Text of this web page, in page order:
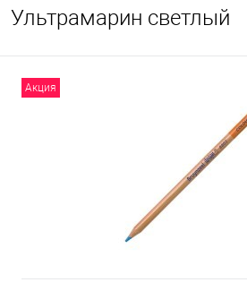
Ультрамарин светлый
Акция